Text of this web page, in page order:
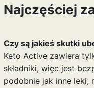
Najczęściej
Czy są jakieś skutki
Keto Active zawiera
składniki, więc jest
podobnie jak inne leki,